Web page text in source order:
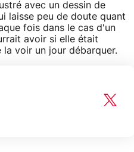
avec un dessin de
laisse peu de doute quant
fois dans le cas d'un
avoir si elle était
voir un jour débarquer.